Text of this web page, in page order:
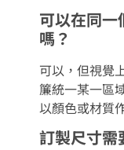
可以在同
嗎？
可以，但視覺
簾統一某一區
以顏色或材質
訂製尺寸需